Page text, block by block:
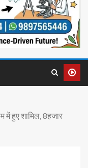
में हुए शामिल, 8हजार